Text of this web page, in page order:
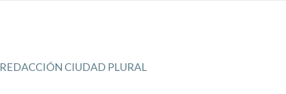
REDACCIÓN CIUDAD PLURAL